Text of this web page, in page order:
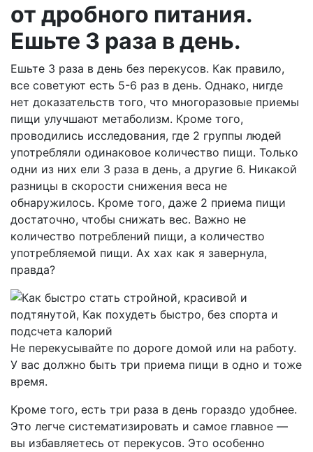
от дробного питания.
Ешьте 3 раза в день.
Ешьте 3 раза в день без перекусов. Как правило,
все советуют есть 5-6 раз в день. Однако, нигде
нет доказательств того, что многоразовые приемы
пищи улучшают метаболизм. Кроме того,
проводились исследования, где 2 группы людей
употребляли одинаковое количество пищи. Только
одни из них ели 3 раза в день, а другие 6. Никакой
разницы в скорости снижения веса не
обнаружилось. Кроме того, даже 2 приема пищи
достаточно, чтобы снижать вес. Важно не
количество потреблений пищи, а количество
употребляемой пищи. Ах хах как я завернула,
правда?
Не перекусывайте по дороге домой или на работу.
У вас должно быть три приема пищи в одно и тоже
время.
Кроме того, есть три раза в день гораздо удобнее.
Это легче систематизировать и самое главное —
вы избавляетесь от перекусов. Это особенно